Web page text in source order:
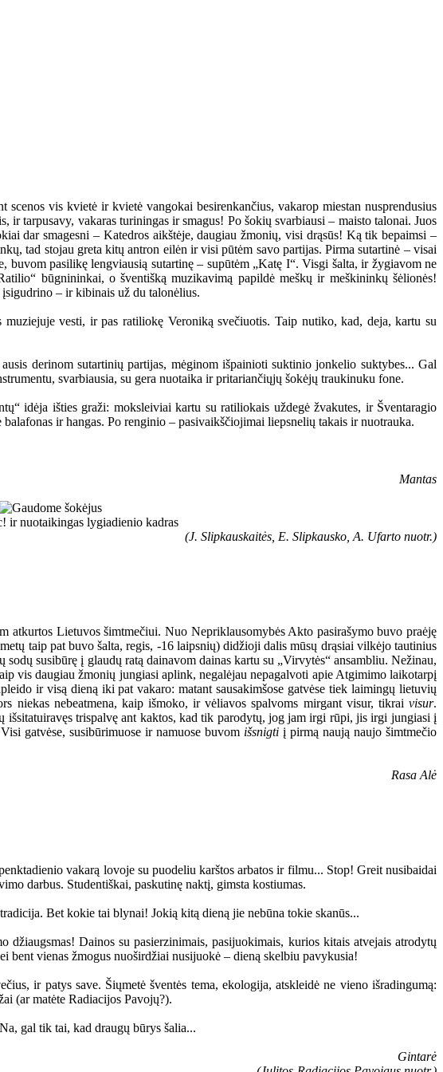
vis kvietė ir kvietė vangokai besirenkančius, vakarop miestan nusprendusius
tarpusavy, vakaras turiningas ir smagus! Po šokių svarbiausi – maisto talonai. Juos
dar smagesni – Katedros aikštėje, daugiau žmonių, visi drąsūs! Ką tik bepaimsi –
tad stojau greta kitų antron eilėn ir visi pūtėm savo partijas. Pirma sutartinė – visai
buvom pasilikę lengviausią sutartinę – supūtėm „Katę I“. Visgi šalta, ir žygiavom ne
būgnininkai, o šventišką muzikavimą papildė meškų ir meškininkų šėlionės!
– ir kibinais už du talonėlius.
vesti, ir pas ratiliokę Veroniką svečiuotis. Taip nutiko, kad, deja, kartu su
derinom sutartinių partijas, mėginom išpainioti suktinio jonkelio suktybes... Gal
svarbiausia, su gera nuotaika ir pritariančiųjų šokėjų traukinuku fone.
idėja išties graži: moksleiviai kartu su ratiliokais uždegė žvakutes, ir Šventaragio
ir hangas. Po renginio – pasivaikščiojimai liepsnelių takais ir nuotrauka.
Mantas
(J. Slipkauskaitės, E. Slipkausko, A. Ufarto nuotr.)
atkurtos Lietuvos šimtmečiui. Nuo Nepriklausomybės Akto pasirašymo buvo praėję
taip pat buvo šalta, regis, -16 laipsnių) didžioji dalis mūsų drąsiai vilkėjo tautinius
susibūrę į glaudų ratą dainavom dainas kartu su „Virvytės“ ansambliu. Nežinau,
vis daugiau žmonių jungiasi aplink, negalėjau nepagalvoti apie Atgimimo laikotarpį
ir visą dieną iki pat vakaro: matant sausakimšose gatvėse tiek laimingų lietuvių
niekas nebeatmena, kaip išmoko, ir vėliavos spalvoms mirgant visur, tikrai visur.
išsitatuiravęs trispalvę ant kaktos, kad tik parodytų, jog jam irgi rūpi, jis irgi jungiasi į
gatvėse, susibūrimuose ir namuose buvom išsnigti į pirmą naują naujo šimtmečio
Rasa Alė
vakarą lovoje su puodeliu karštos arbatos ir filmu... Stop! Greit nusibaidai
darbus. Studentiškai, paskutinę naktį, gimsta kostiumas.
Bet kokie tai blynai! Jokią kitą dieną jie nebūna tokie skanūs...
Dainos su pasierzinimais, pasijuokimais, kurios kitais atvejais atrodytų
bent vienas žmogus nuoširdžiai nusijuokė – dieną skelbiu pavykusia!
ir patys save. Šiųmetė šventės tema, ekologija, atskleidė ne vieno išradingumą:
(ar matėte Radiacijos Pavojų?).
gal tik tai, kad draugų būrys šalia...
Gintarė